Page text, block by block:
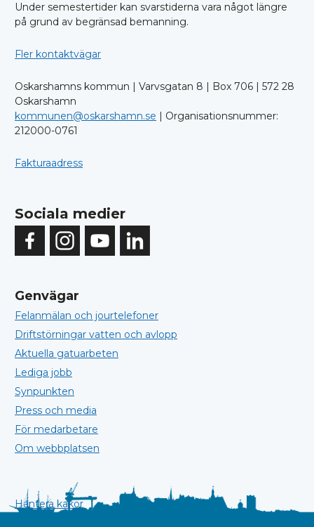
Under semestertider kan svarstiderna vara något längre
på grund av begränsad bemanning.
Fler kontaktvägar
Oskarshamns kommun | Varvsgatan 8 | Box 706 | 572 28
Oskarshamn
kommunen@oskarshamn.se | Organisationsnummer:
212000-0761
Fakturaadress
Sociala medier
Genvägar
Felanmälan och jourtelefoner
Driftstörningar vatten och avlopp
Aktuella gatuarbeten
Lediga jobb
Synpunkten
Press och media
För medarbetare
Om webbplatsen
Hantera kakor